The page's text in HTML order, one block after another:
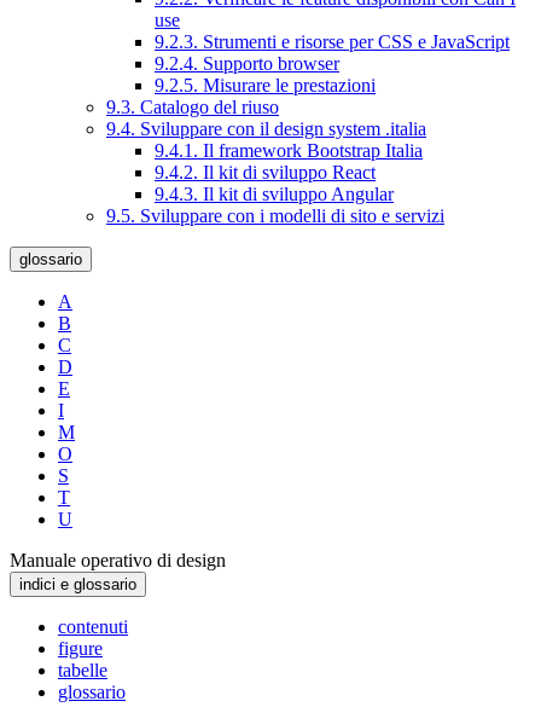
use
9.2.3. Strumenti e risorse per CSS e JavaScript
9.2.4. Supporto browser
9.2.5. Misurare le prestazioni
9.3. Catalogo del riuso
9.4. Sviluppare con il design system .italia
9.4.1. Il framework Bootstrap Italia
9.4.2. Il kit di sviluppo React
9.4.3. Il kit di sviluppo Angular
9.5. Sviluppare con i modelli di sito e servizi
glossario
A
B
C
D
E
I
M
O
S
T
U
Manuale operativo di design
indici e glossario
contenuti
figure
tabelle
glossario